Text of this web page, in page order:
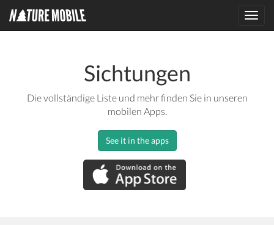
Sichtungen
Die vollständige Liste und mehr finden Sie in unseren
mobilen Apps.
See it in the apps